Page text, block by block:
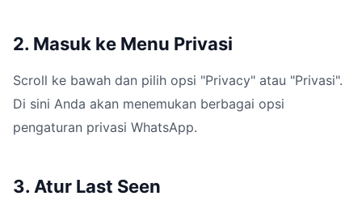
2. Masuk ke Menu Privasi
Scroll ke bawah dan pilih opsi "Privacy" atau "Privasi".
Di sini Anda akan menemukan berbagai opsi
pengaturan privasi WhatsApp.
3. Atur Last Seen